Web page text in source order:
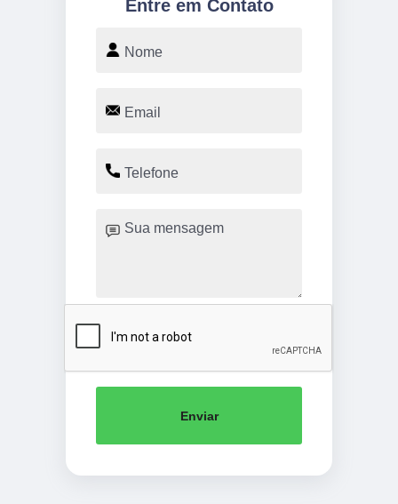
Entre em Contato
Enviar